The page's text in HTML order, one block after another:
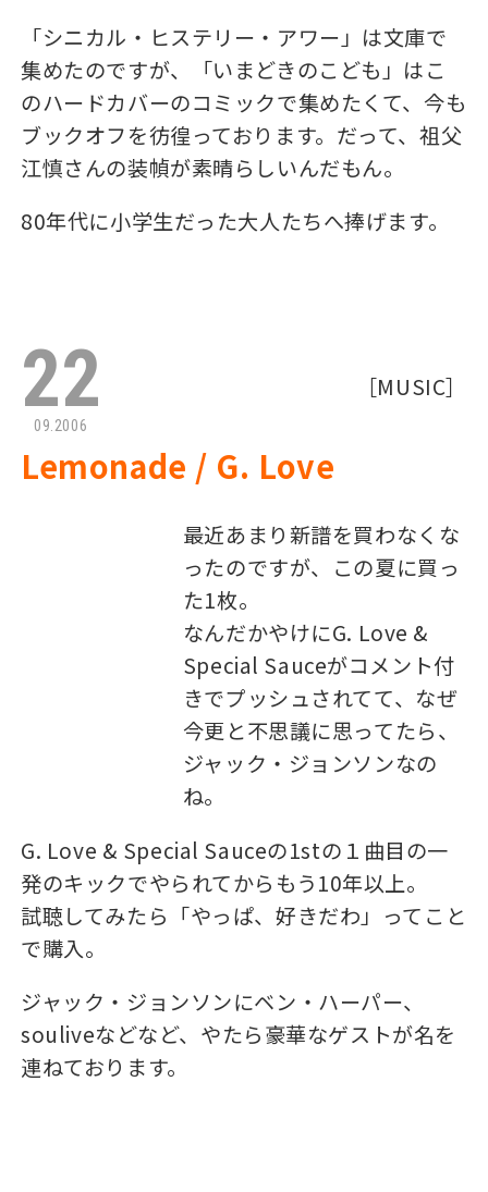
「シニカル・ヒステリー・アワー」は文庫で
集めたのですが、「いまどきのこども」はこ
のハードカバーのコミックで集めたくて、今も
ブックオフを彷徨っております。だって、祖父
江慎さんの装幀が素晴らしいんだもん。
80年代に小学生だった大人たちへ捧げます。
22
09.2006
［MUSIC］
Lemonade / G. Love
最近あまり新譜を買わなくな
ったのですが、この夏に買っ
た1枚。
なんだかやけにG. Love &
Special Sauceがコメント付
きでプッシュされてて、なぜ
今更と不思議に思ってたら、
ジャック・ジョンソンなの
ね。
G. Love & Special Sauceの1stの１曲目の一
発のキックでやられてからもう10年以上。
試聴してみたら「やっぱ、好きだわ」ってこと
で購入。
ジャック・ジョンソンにベン・ハーパー、
souliveなどなど、やたら豪華なゲストが名を
連ねております。